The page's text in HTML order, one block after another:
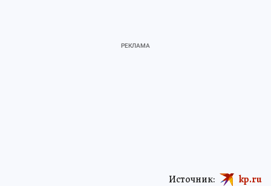
Источник: kp.ru